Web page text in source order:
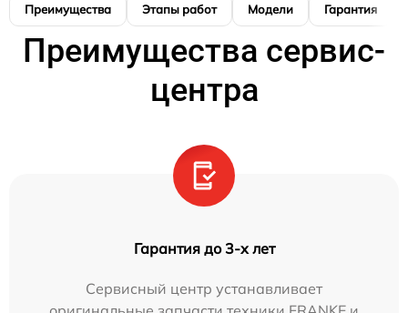
Преимущества Этапы работ Модели Гарантия
Преимущества сервис-
центра
Гарантия до 3-х лет
Сервисный центр устанавливает